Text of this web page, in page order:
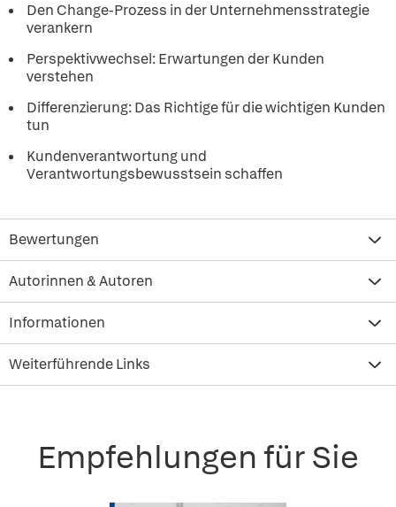
Den Change-Prozess in der Unternehmensstrategie
verankern
Perspektivwechsel: Erwartungen der Kunden
verstehen
Differenzierung: Das Richtige für die wichtigen Kunden
tun
Kundenverantwortung und
Verantwortungsbewusstsein schaffen
Bewertungen
Autorinnen & Autoren
Informationen
Weiterführende Links
Empfehlungen für Sie